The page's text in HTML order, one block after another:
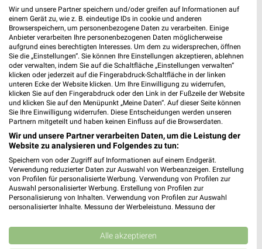
ALDI Nord Lingen (Ems)
Friedrichstraße 15
49809 Lingen (Ems)
Heute 08:00 - 20:00 Uhr | Geöffnet
410,74 km • Angebote: 4 Prospekte
ALDI Nord Lingen (Ems)
Rheiner Straße 110
49809 Lingen (Ems)
Heute 07:00 - 21:00 Uhr |
Geöffnet
411,57 km • Angebote: 4 Prospekte
❯
Netto Marken-Discount Lingen
49809 Lingen
Wir und unsere Partner speichern und/oder greifen auf Informationen auf
einem Gerät zu, wie z. B. eindeutige IDs in cookie und anderen
Browserspeichern, um personenbezogene Daten zu verarbeiten. Einige
Anbieter verarbeiten Ihre personenbezogenen Daten möglicherweise
aufgrund eines berechtigten Interesses. Um dem zu widersprechen, öffnen
Sie die „Einstellungen“. Sie können Ihre Einstellungen akzeptieren, ablehnen
oder verwalten, indem Sie auf die Schaltfläche „Einstellungen verwalten“
klicken oder jederzeit auf die Fingerabdruck-Schaltfläche in der linken
unteren Ecke der Website klicken. Um Ihre Einwilligung zu widerrufen,
klicken Sie auf den Fingerabdruck oder den Link in der Fußzeile der Website
und klicken Sie auf den Menüpunkt „Meine Daten“. Auf dieser Seite können
Sie Ihre Einwilligung widerrufen. Diese Entscheidungen werden unseren
Partnern mitgeteilt und haben keinen Einfluss auf die Browserdaten.
Wir und unsere Partner verarbeiten Daten, um die Leistung der
Website zu analysieren und Folgendes zu tun:
Speichern von oder Zugriff auf Informationen auf einem Endgerät.
Verwendung reduzierter Daten zur Auswahl von Werbeanzeigen. Erstellung
von Profilen für personalisierte Werbung. Verwendung von Profilen zur
Auswahl personalisierter Werbung. Erstellung von Profilen zur
Personalisierung von Inhalten. Verwendung von Profilen zur Auswahl
personalisierter Inhalte. Messung der Werbeleistung. Messung der
Kombinationen von Daten aus verschiedenen Quellen. Entwicklung und
Verbesserung der Angebote. Verwendung reduzierter Daten zur Auswahl
von Inhalten.
Alle akzeptieren